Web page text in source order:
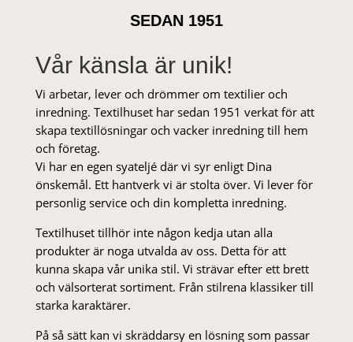
SEDAN 1951
Vår känsla är unik!
Vi arbetar, lever och drömmer om textilier och
inredning. Textilhuset har sedan 1951 verkat för att
skapa textillösningar och vacker inredning till hem
och företag.
Vi har en egen syateljé där vi syr enligt Dina
önskemål. Ett hantverk vi är stolta över. Vi lever för
personlig service och din kompletta inredning.
Textilhuset tillhör inte någon kedja utan alla
produkter är noga utvalda av oss. Detta för att
kunna skapa vår unika stil. Vi strä­var efter ett brett
och välsorterat sor­ti­ment. Från stil­rena klas­siker till
starka karaktärer.
På så sätt kan vi skräddarsy en lösning som passar